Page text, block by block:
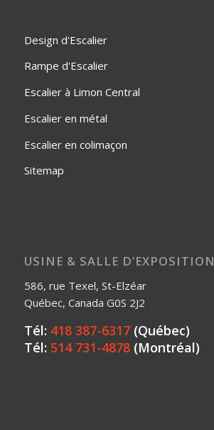
Design d'Escalier
Rampe d'Escalier
Escalier à Limon Central
Escalier en métal
Escalier en colimaçon
Sitemap
USINE & SALLE D’EXPOSITION
586, rue Texel, St-Elzéar
Québec, Canada G0S 2J2
Tél: 418 387-6317(Québec)
Tél: 514 731-4878(Montréal)